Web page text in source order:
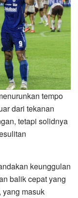
tempo
dari tekanan
tetapi solidnya
keunggulan
balik cepat yang
masuk